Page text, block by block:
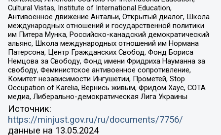
Cultural Vistas, Institute of International Education,
Антивоенное движение Антальи, Открытый диалог, Школа
международных отношений и государственной политики
им Питера Мунка, Российско-канадский демократический
альянс, Школа международных отношений им Нормана
Патерсона, Центр Гражданских Свобод, Фонд Бориса
Немцова за Свободу, Фонд имени Фридриха Науманна за
свободу, Феминистское антивоенное сопротивление,
Комитет независимости Ингушетии, Прометей, Stop
Occupation of Karelia, Вернись живым, Фридом Хаус, СОТА
медиа, Либерально-демократическая Лига Украины
Источник:
https://minjust.gov.ru/ru/documents/7756/
данные на 13.05.2024